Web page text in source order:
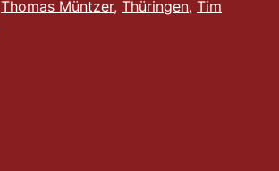
Thomas Müntzer, Thüringen, Tim